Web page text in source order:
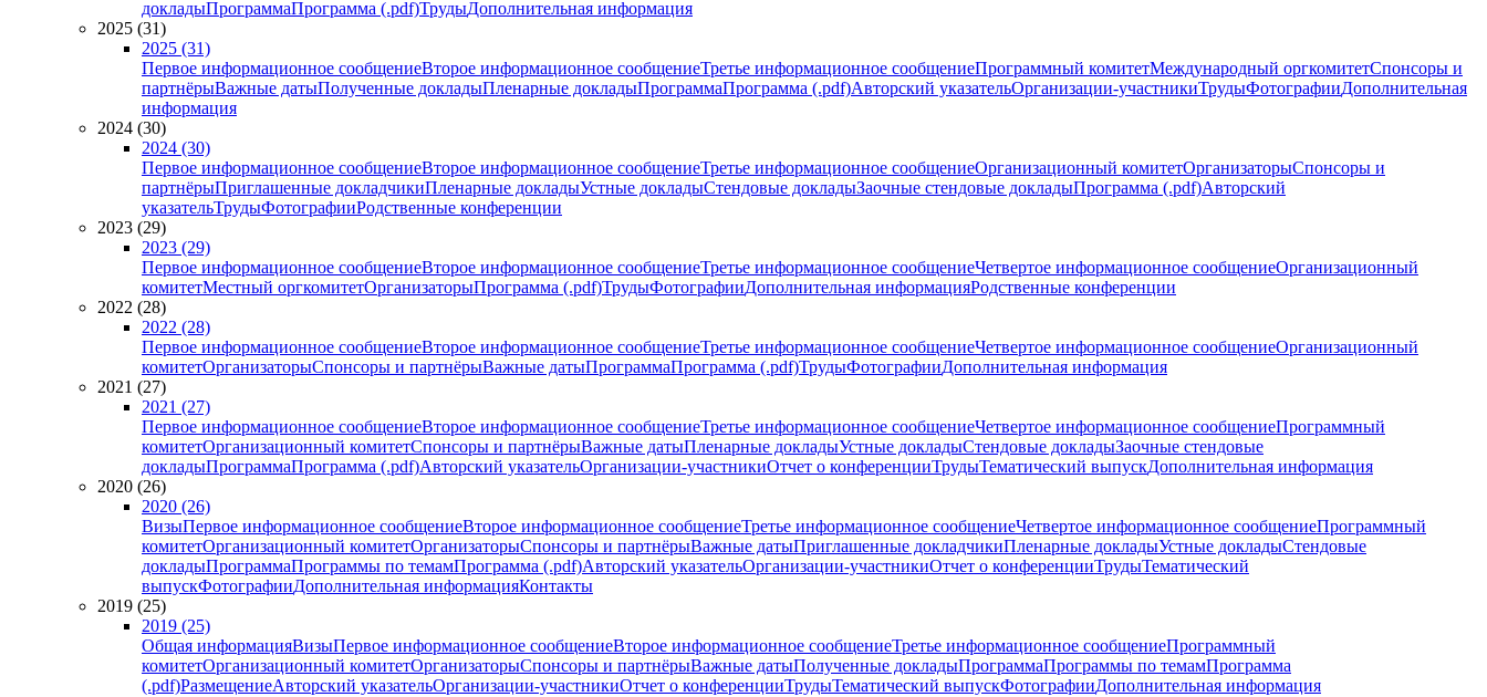
докладыПрограммаПрограмма (.pdf)ТрудыДополнительная информация
2025 (31)
2025 (31)
Первое информационное сообщениеВторое информационное сообщениеТретье информационное сообщениеПрограммный комитетМеждународный оргкомитетСпонсоры и
партнёрыВажные датыПолученные докладыПленарные докладыПрограммаПрограмма (.pdf)Авторский указательОрганизации-участникиТрудыФотографииДополнительная
информация
2024 (30)
2024 (30)
Первое информационное сообщениеВторое информационное сообщениеТретье информационное сообщениеОрганизационный комитетОрганизаторыСпонсоры и
партнёрыПриглашенные докладчикиПленарные докладыУстные докладыСтендовые докладыЗаочные стендовые докладыПрограмма (.pdf)Авторский
указательТрудыФотографииРодственные конференции
2023 (29)
2023 (29)
Первое информационное сообщениеВторое информационное сообщениеТретье информационное сообщениеЧетвертое информационное сообщениеОрганизационный
комитетМестный оргкомитетОрганизаторыПрограмма (.pdf)ТрудыФотографииДополнительная информацияРодственные конференции
2022 (28)
2022 (28)
Первое информационное сообщениеВторое информационное сообщениеТретье информационное сообщениеЧетвертое информационное сообщениеОрганизационный
комитетОрганизаторыСпонсоры и партнёрыВажные датыПрограммаПрограмма (.pdf)ТрудыФотографииДополнительная информация
2021 (27)
2021 (27)
Первое информационное сообщениеВторое информационное сообщениеТретье информационное сообщениеЧетвертое информационное сообщениеПрограммный
комитетОрганизационный комитетСпонсоры и партнёрыВажные датыПленарные докладыУстные докладыСтендовые докладыЗаочные стендовые
докладыПрограммаПрограмма (.pdf)Авторский указательОрганизации-участникиОтчет о конференцииТрудыТематический выпускДополнительная информация
2020 (26)
2020 (26)
ВизыПервое информационное сообщениеВторое информационное сообщениеТретье информационное сообщениеЧетвертое информационное сообщениеПрограммный
комитетОрганизационный комитетОрганизаторыСпонсоры и партнёрыВажные датыПриглашенные докладчикиПленарные докладыУстные докладыСтендовые
докладыПрограммаПрограммы по темамПрограмма (.pdf)Авторский указательОрганизации-участникиОтчет о конференцииТрудыТематический
выпускФотографииДополнительная информацияКонтакты
2019 (25)
2019 (25)
Общая информацияВизыПервое информационное сообщениеВторое информационное сообщениеТретье информационное сообщениеПрограммный
комитетОрганизационный комитетОрганизаторыСпонсоры и партнёрыВажные датыПолученные докладыПрограммаПрограммы по темамПрограмма
(.pdf)РазмещениеАвторский указательОрганизации-участникиОтчет о конференцииТрудыТематический выпускФотографииДополнительная информация